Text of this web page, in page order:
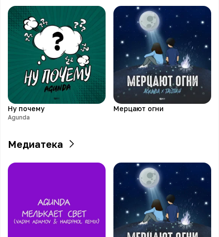
Ну почему
Agunda
Мерцают огни
Медиатека